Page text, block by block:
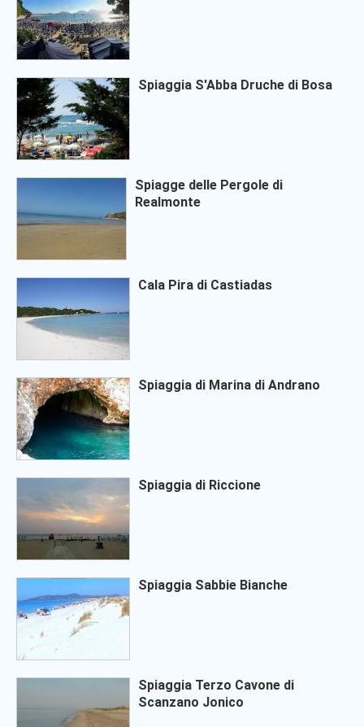
Spiaggia S'Abba Druche di Bosa
Spiagge delle Pergole di
Realmonte
Cala Pira di Castiadas
Spiaggia di Marina di Andrano
Spiaggia di Riccione
Spiaggia Sabbie Bianche
Spiaggia Terzo Cavone di
Scanzano Jonico